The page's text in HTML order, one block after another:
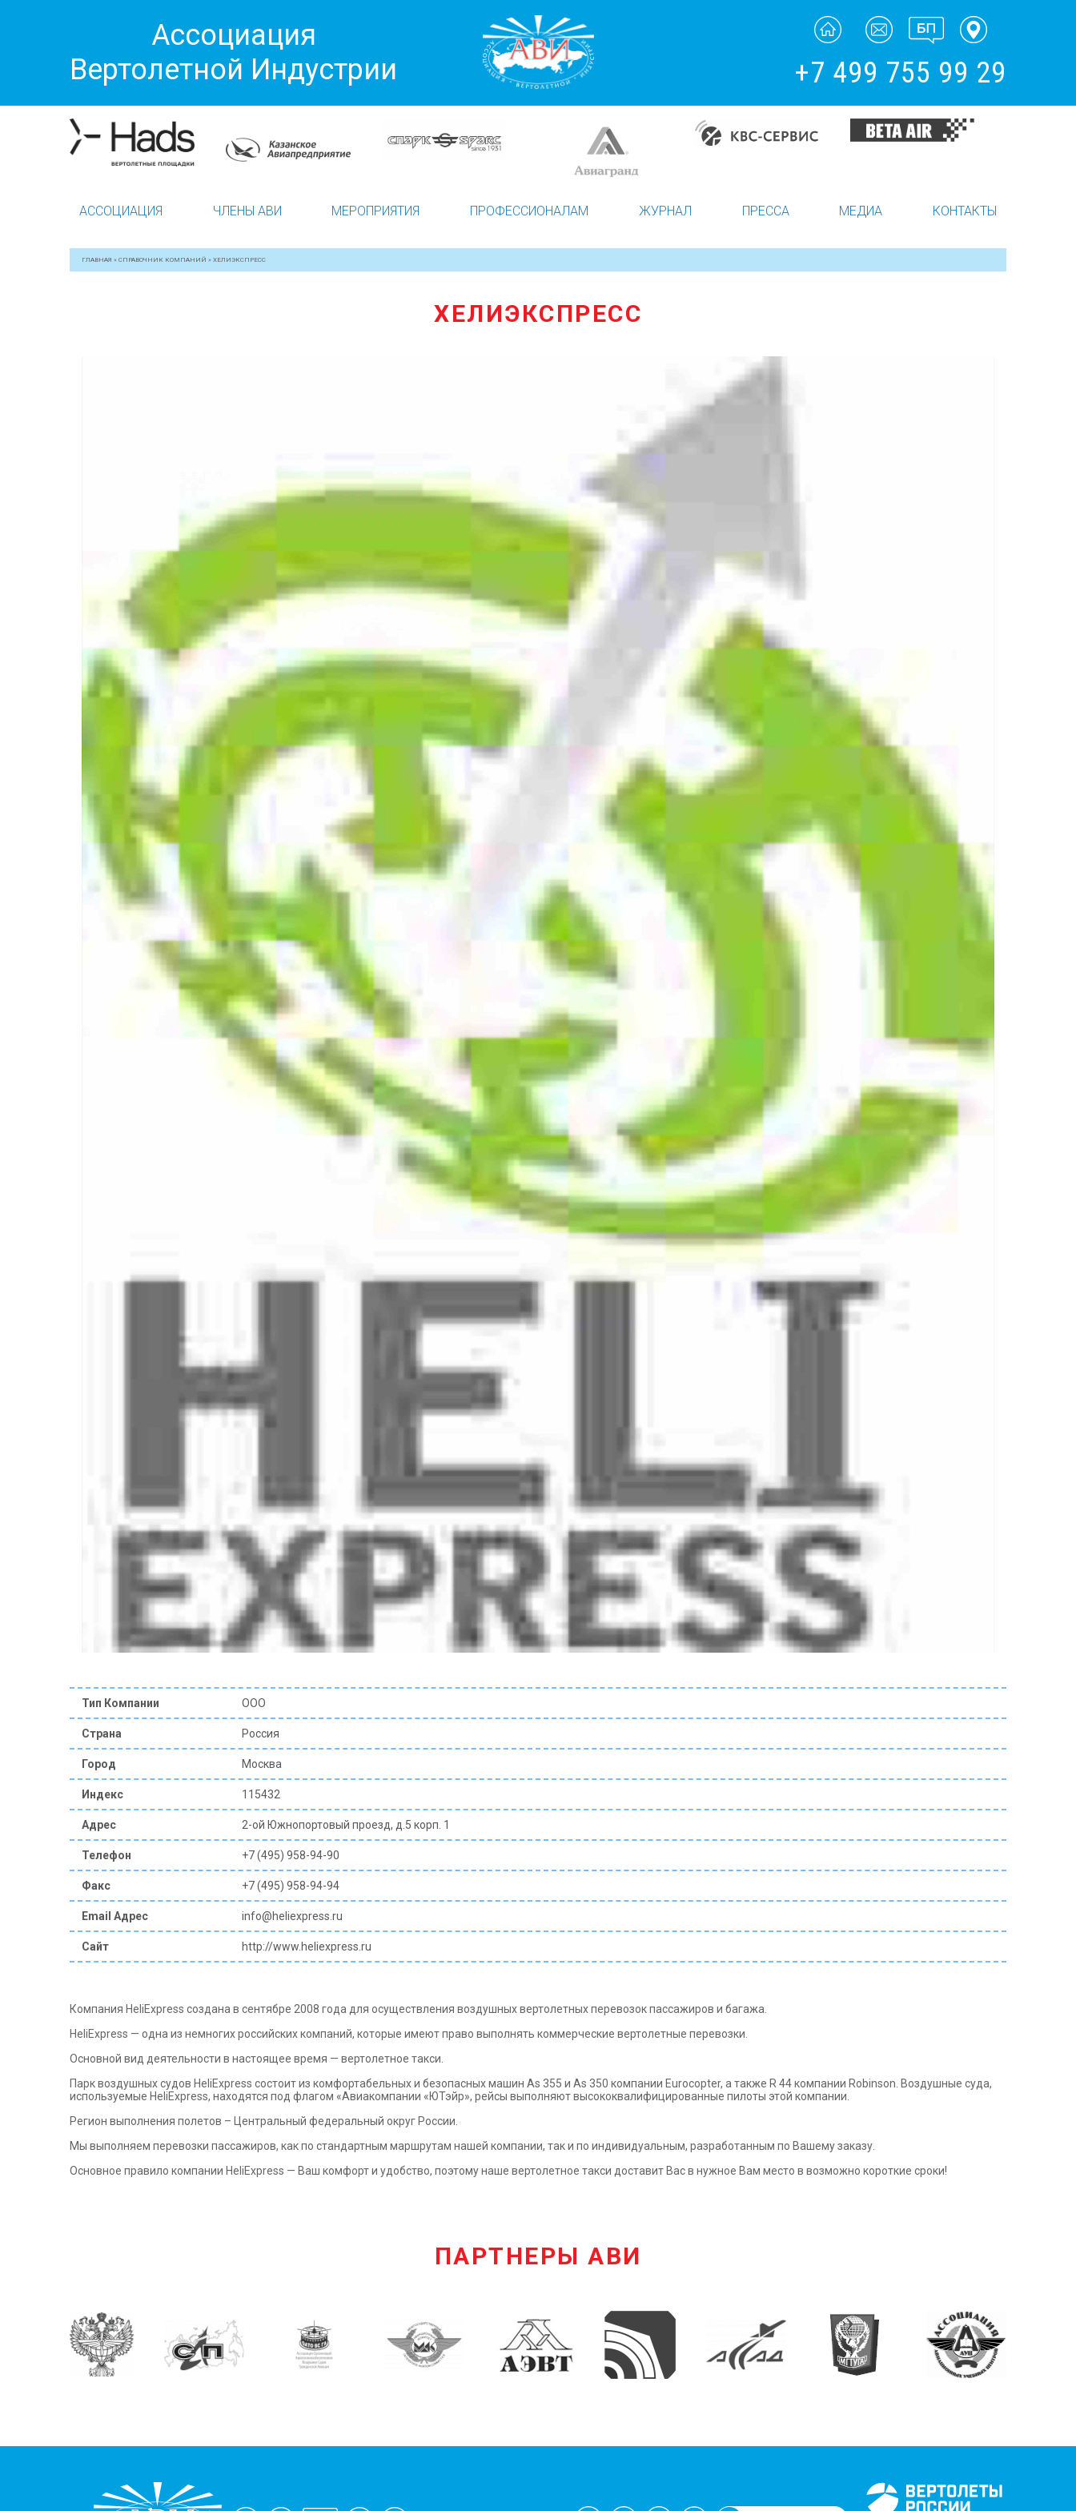
Ассоциация
Вертолетной Индустрии
+7 499 755 99 29
АССОЦИАЦИЯ ЧЛЕНЫ АВИ МЕРОПРИЯТИЯ ПРОФЕССИОНАЛАМ ЖУРНАЛ ПРЕССА МЕДИА КОНТАКТЫ
ГЛАВНАЯ » СПРАВОЧНИК КОМПАНИЙ » ХЕЛИЭКСПРЕСС
ХЕЛИЭКСПРЕСС
Тип Компании ООО
Страна Россия
Город Москва
Индекс 115432
Адрес 2-ой Южнопортовый проезд, д.5 корп. 1
Телефон +7 (495) 958-94-90
Факс +7 (495) 958-94-94
Email Адрес info@heliexpress.ru
Сайт http://www.heliexpress.ru
Компания HeliExpress создана в сентябре 2008 года для осуществления воздушных вертолетных перевозок пассажиров и багажа.
HeliExpress — одна из немногих российских компаний, которые имеют право выполнять коммерческие вертолетные перевозки.
Основной вид деятельности в настоящее время — вертолетное такси.
Парк воздушных судов HeliExpress состоит из комфортабельных и безопасных машин As 355 и As 350 компании Eurоcopter, а также R 44 компании Robinson. Воздушные суда,
используемые HeliExpress, находятся под флагом «Авиакомпании «ЮТэйр», рейсы выполняют высококвалифицированные пилоты этой компании.
Регион выполнения полетов – Центральный федеральный округ России.
Мы выполняем перевозки пассажиров, как по стандартным маршрутам нашей компании, так и по индивидуальным, разработанным по Вашему заказу.
Основное правило компании HeliExpress — Ваш комфорт и удобство, поэтому наше вертолетное такси доставит Вас в нужное Вам место в возможно короткие сроки!
ПАРТНЕРЫ АВИ